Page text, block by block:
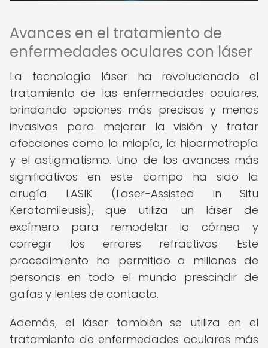
Avances en el tratamiento de
enfermedades oculares con láser
La tecnología láser ha revolucionado el
tratamiento de las enfermedades oculares,
brindando opciones más precisas y menos
invasivas para mejorar la visión y tratar
afecciones como la miopía, la hipermetropía
y el astigmatismo. Uno de los avances más
significativos en este campo ha sido la
cirugía LASIK (Laser-Assisted in Situ
Keratomileusis), que utiliza un láser de
excímero para remodelar la córnea y
corregir los errores refractivos. Este
procedimiento ha permitido a millones de
personas en todo el mundo prescindir de
gafas y lentes de contacto.
Además, el láser también se utiliza en el
tratamiento de enfermedades oculares más